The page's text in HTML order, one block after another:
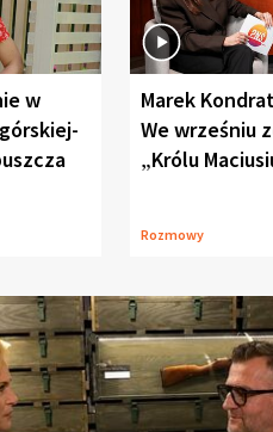
w
Marek
We wrześniu
„Królu
Rozmowy